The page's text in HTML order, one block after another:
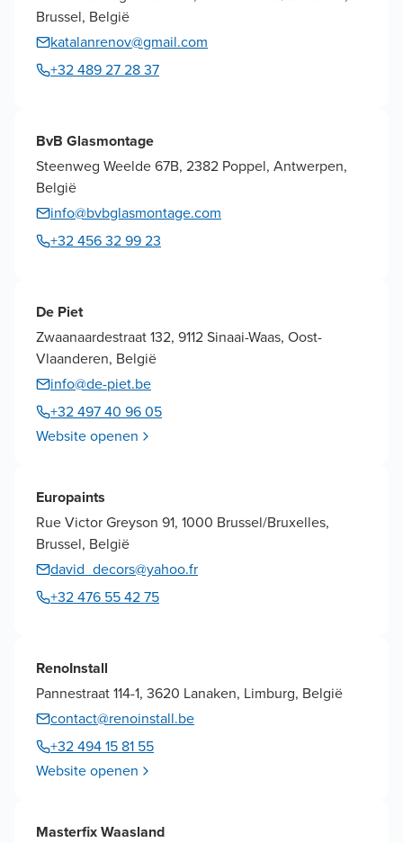
Brussel, België
katalanrenov@gmail.com
+32 489 27 28 37
BvB Glasmontage
Steenweg Weelde 67B, 2382 Poppel, Antwerpen,
België
info@bvbglasmontage.com
+32 456 32 99 23
De Piet
Zwaanaardestraat 132, 9112 Sinaai-Waas, Oost-
Vlaanderen, België
info@de-piet.be
+32 497 40 96 05
Website openen
Europaints
Rue Victor Greyson 91, 1000 Brussel/Bruxelles,
Brussel, België
david_decors@yahoo.fr
+32 476 55 42 75
RenoInstall
Pannestraat 114-1, 3620 Lanaken, Limburg, België
contact@renoinstall.be
+32 494 15 81 55
Website openen
Masterfix Waasland